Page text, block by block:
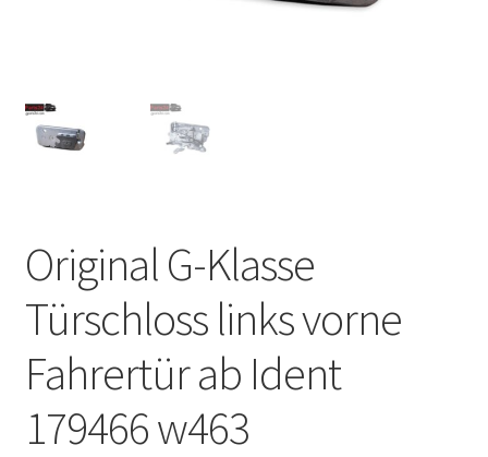
Original G-Klasse
Türschloss links vorne
Fahrertür ab Ident
179466 w463